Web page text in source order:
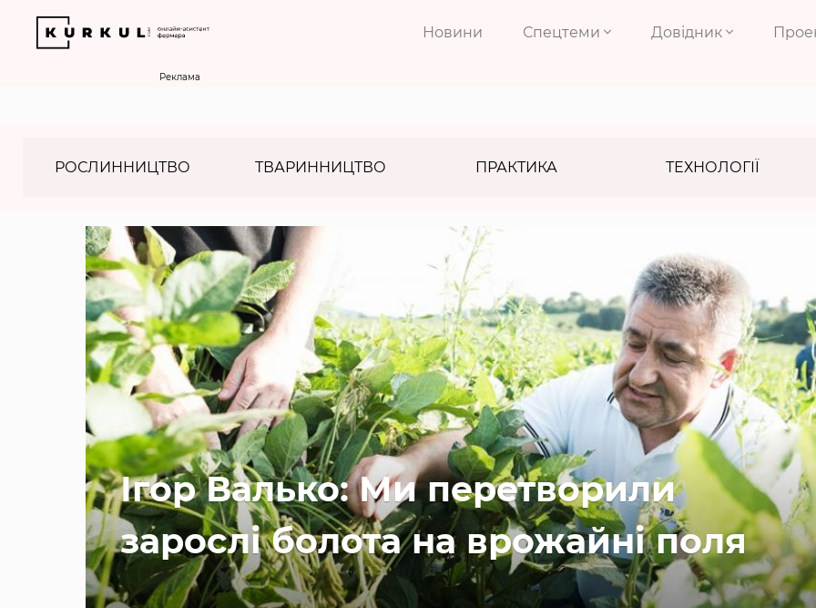
Новини Спецтеми Довідник
Реклама
РОСЛИННИЦТВО ТВАРИННИЦТВО ПРАКТИКА ТЕХНОЛОГІЇ
Ігор Валько: Ми перетворили
зарослі болота на врожайні поля